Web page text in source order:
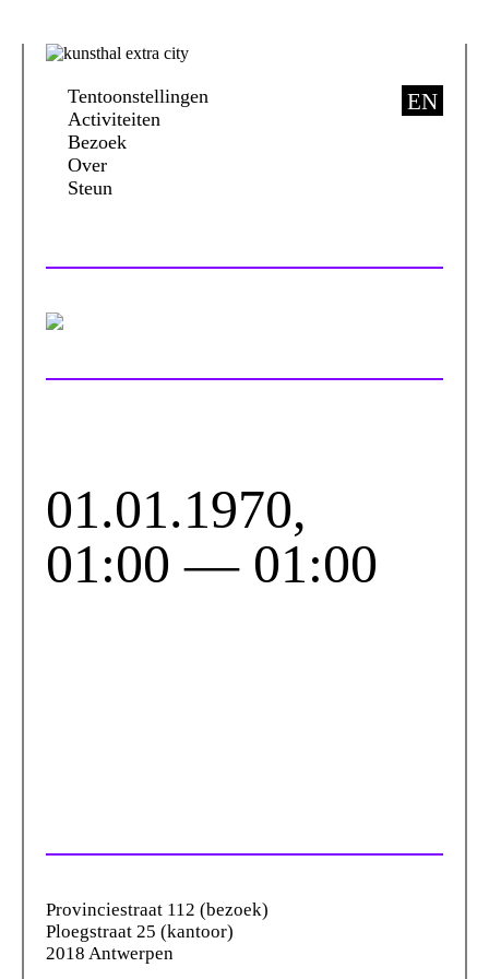
Tentoonstellingen
Activiteiten
Bezoek
Over
Steun
EN
01.01.1970,
01:00 — 01:00
Provinciestraat 112 (bezoek)
Ploegstraat 25 (kantoor)
2018 Antwerpen